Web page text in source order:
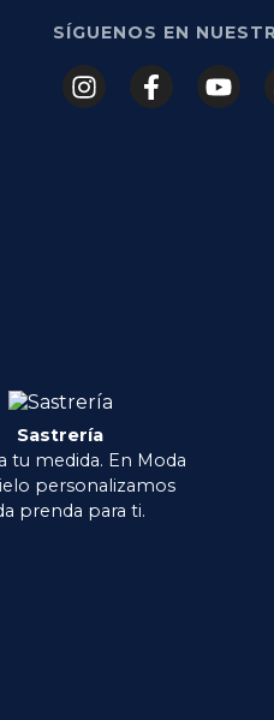
SÍGUENOS EN
Sastrería
tu medida. En Moda
personalizamos
prenda para ti.